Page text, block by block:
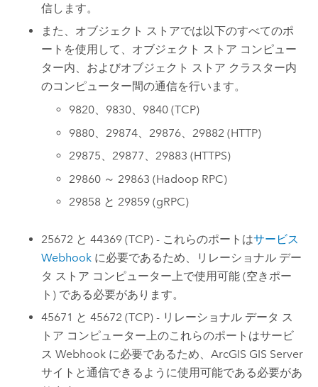
信します。
また、オブジェクト ストアでは以下のすべてのポ
ートを使用して、オブジェクト ストア コンピュー
ター内、およびオブジェクト ストア クラスター内
のコンピューター間の通信を行います。
9820、9830、9840 (TCP)
9880、29874、29876、29882 (HTTP)
29875、29877、29883 (HTTPS)
29860 ～ 29863 (Hadoop RPC)
29858 と 29859 (gRPC)
25672 と 44369 (TCP) - これらのポートはサービス
Webhook に必要であるため、リレーショナル デー
タ ストア コンピューター上で使用可能 (空きポー
ト) である必要があります。
45671 と 45672 (TCP) - リレーショナル データ ス
トア コンピューター上のこれらのポートはサービ
ス Webhook に必要であるため、ArcGIS GIS Server
サイトと通信できるように使用可能である必要があ